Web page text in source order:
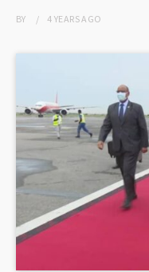
BY 4 YEARSAGO